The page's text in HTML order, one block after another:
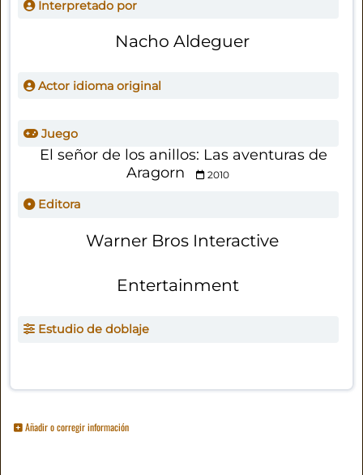
Interpretado por
Nacho Aldeguer
Actor idioma original
Juego
El señor de los anillos: Las aventuras de
Aragorn
2010
Editora
Warner Bros Interactive
Entertainment
Estudio de doblaje
Añadir o corregir información